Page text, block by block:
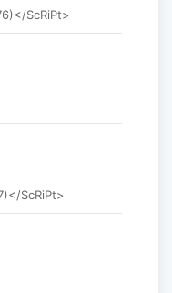
ScRiPt>
ScRiPt>